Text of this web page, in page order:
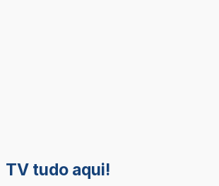
TV tudo aqui!